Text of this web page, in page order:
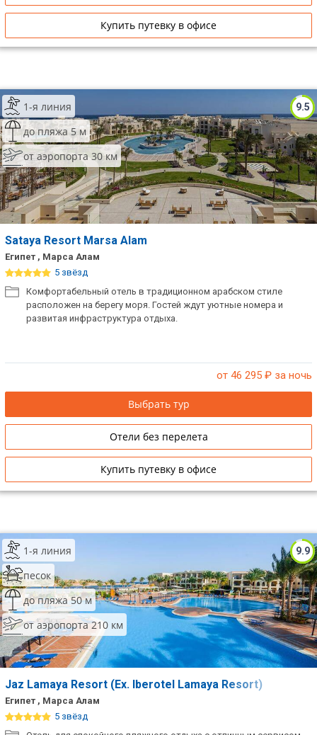
Купить путевку в офисе
9.5
1-я линия
до пляжа 5 м
от аэропорта 30 км
Sataya Resort Marsa Alam
Египет , Марса Алам
5 звёзд
Комфортабельный отель в традиционном арабском стиле
расположен на берегу моря. Гостей ждут уютные номера и
развитая инфраструктура отдыха.
от 46 295 ₽ за ночь
Выбрать тур
Отели без перелета
Купить путевку в офисе
9.9
1-я линия
песок
до пляжа 50 м
от аэропорта 210 км
Jaz Lamaya Resort (Ex. Iberotel Lamaya Resort)
Египет , Марса Алам
5 звёзд